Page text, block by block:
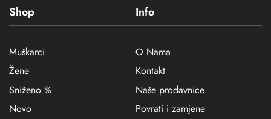
Shop
Muškarci
Žene
Sniženo %
Novo
Info
O Nama
Kontakt
Naše prodavnice
Povrati i zamjene